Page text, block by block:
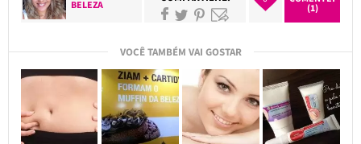
BELEZA
(1)
VOCÊ TAMBÉM VAI GOSTAR